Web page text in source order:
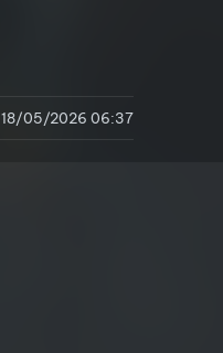
18/05/2026 06:37